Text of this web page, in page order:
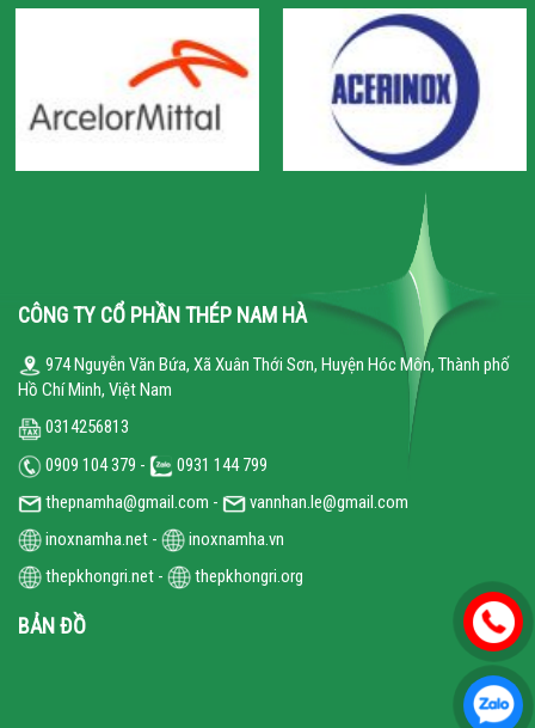
CÔNG TY CỔ PHẦN THÉP NAM HÀ
974 Nguyễn Văn Bứa, Xã Xuân Thới Sơn, Huyện Hóc Môn, Thành phố
Hồ Chí Minh, Việt Nam
0314256813
0909 104 379 -
0931 144 799
thepnamha@gmail.com -
vannhan.le@gmail.com
inoxnamha.net -
inoxnamha.vn
thepkhongri.net - thepkhongri.org
BẢN ĐỒ